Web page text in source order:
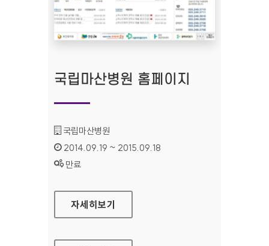
국립마산병원 홈페이지
기관명 :
국립마산병원
인증기간 :
2014.09.19 ~ 2015.09.18
상태 :
만료
국립마산병원 홈페이지
자세히보기